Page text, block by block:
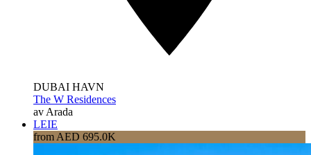
DUBAI HAVN
The W Residences
av Arada
LEIE
from AED 695.0K